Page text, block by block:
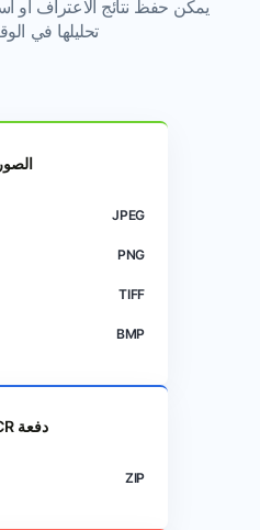
يمكن حفظ نتائج الاعتراف أو
تحليلها في
الصور
JPEG
PNG
TIFF
BMP
دفعة OCR
ZIP